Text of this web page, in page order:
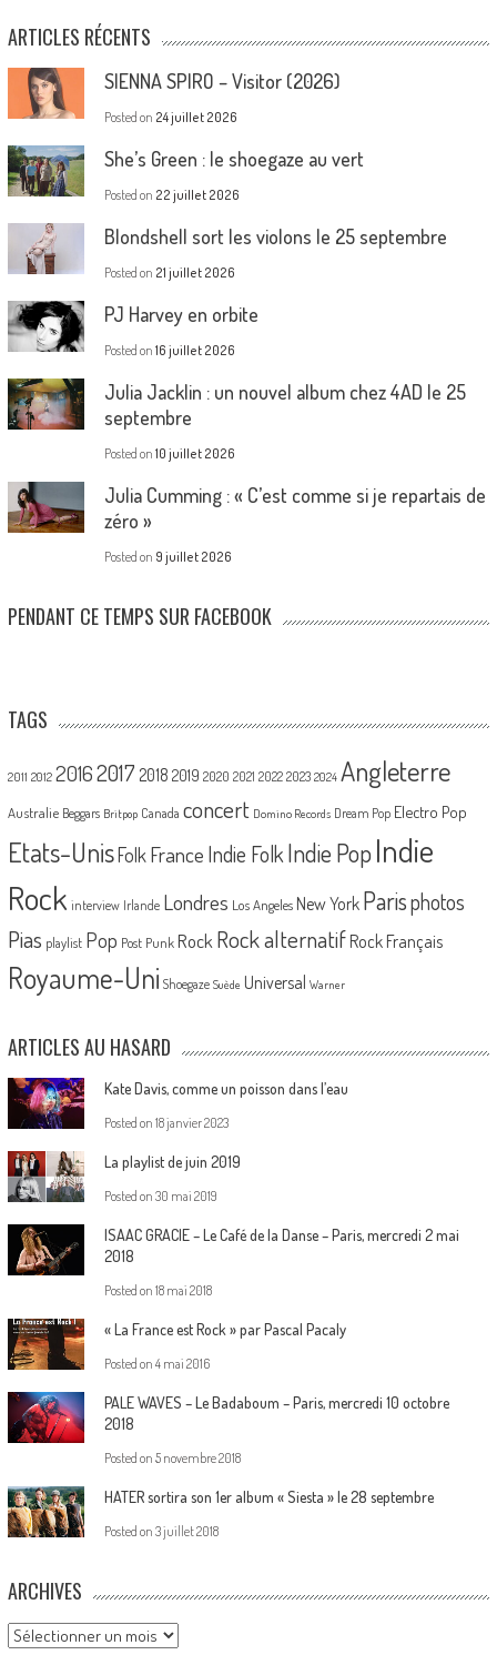
ARTICLES RÉCENTS
SIENNA SPIRO – Visitor (2026)
Posted on 24 juillet 2026
She’s Green : le shoegaze au vert
Posted on 22 juillet 2026
Blondshell sort les violons le 25 septembre
Posted on 21 juillet 2026
PJ Harvey en orbite
Posted on 16 juillet 2026
Julia Jacklin : un nouvel album chez 4AD le 25
septembre
Posted on 10 juillet 2026
Julia Cumming : « C’est comme si je repartais de
zéro »
Posted on 9 juillet 2026
PENDANT CE TEMPS SUR FACEBOOK
TAGS
2011 2012 20162017 2018 2019 2020 2021 2022 2023 2024 Angleterre
Australie Beggars Britpop Canada concert Domino Records Dream Pop Electro Pop
Etats-UnisFolk France Indie FolkIndie PopIndie
Rock interview Irlande Londres Los Angeles New York Parisphotos
Pias playlist Pop Post Punk Rock Rock alternatif Rock Français
Royaume-Uni Shoegaze Suède Universal Warner
ARTICLES AU HASARD
Kate Davis, comme un poisson dans l’eau
Posted on 18 janvier 2023
La playlist de juin 2019
Posted on 30 mai 2019
ISAAC GRACIE – Le Café de la Danse – Paris, mercredi 2 mai
2018
Posted on 18 mai 2018
« La France est Rock » par Pascal Pacaly
Posted on 4 mai 2016
PALE WAVES – Le Badaboum – Paris, mercredi 10 octobre
2018
Posted on 5 novembre 2018
HATER sortira son 1er album « Siesta » le 28 septembre
Posted on 3 juillet 2018
ARCHIVES
Archives